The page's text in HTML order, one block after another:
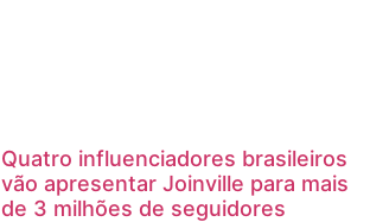
Quatro influenciadores brasileiros
vão apresentar Joinville para mais
de 3 milhões de seguidores